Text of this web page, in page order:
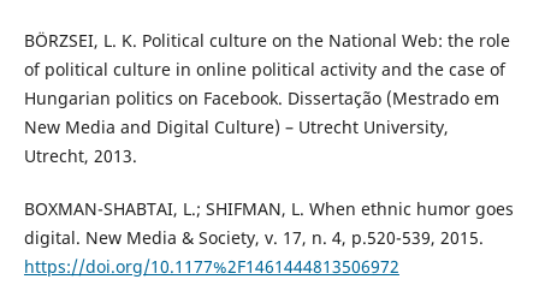
BÖRZSEI, L. K. Political culture on the National Web: the role
of political culture in online political activity and the case of
Hungarian politics on Facebook. Dissertação (Mestrado em
New Media and Digital Culture) – Utrecht University,
Utrecht, 2013.
BOXMAN-SHABTAI, L.; SHIFMAN, L. When ethnic humor goes
digital. New Media & Society, v. 17, n. 4, p.520-539, 2015.
https://doi.org/10.1177%2F1461444813506972